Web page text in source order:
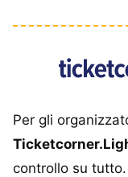
Per gli
controllo su